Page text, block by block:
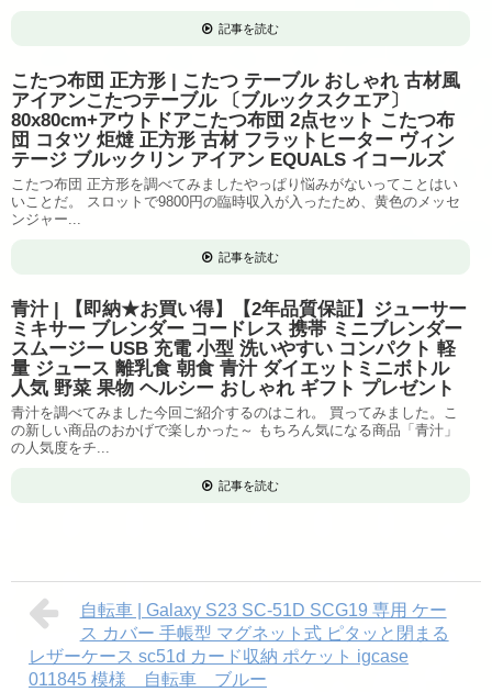
記事を読む
こたつ布団 正方形 | こたつ テーブル おしゃれ 古材風
アイアンこたつテーブル 〔ブルックスクエア〕
80x80cm+アウトドアこたつ布団 2点セット こたつ布
団 コタツ 炬燵 正方形 古材 フラットヒーター ヴィン
テージ ブルックリン アイアン EQUALS イコールズ
こたつ布団 正方形を調べてみましたやっぱり悩みがないってことはい
いことだ。 スロットで9800円の臨時収入が入ったため、黄色のメッセ
ンジャー...
記事を読む
青汁 | 【即納★お買い得】【2年品質保証】ジューサー
ミキサー ブレンダー コードレス 携帯 ミニブレンダー
スムージー USB 充電 小型 洗いやすい コンパクト 軽
量 ジュース 離乳食 朝食 青汁 ダイエットミニボトル
人気 野菜 果物 ヘルシー おしゃれ ギフト プレゼント
青汁を調べてみました今回ご紹介するのはこれ。 買ってみました。こ
の新しい商品のおかげで楽しかった～ もちろん気になる商品「青汁」
の人気度をチ...
記事を読む
自転車 | Galaxy S23 SC-51D SCG19 専用 ケー
ス カバー 手帳型 マグネット式 ピタッと閉まる
レザーケース sc51d カード収納 ポケット igcase
011845 模様 自転車 ブルー